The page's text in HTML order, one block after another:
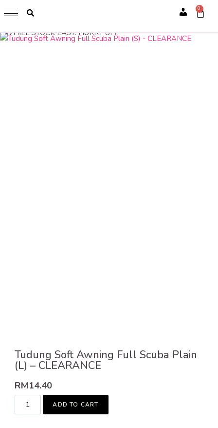
GET 1 FREE SOFT COVER PLANNER 2024 FOR ANY
PURCHASE OF RM200 & ABOVE
WHILE STOCK LAST. HURRY UP!!
Account
0
Tudung Soft Awning Full Scuba Plain
(L) – CLEARANCE
RM14.40
ADD TO CART